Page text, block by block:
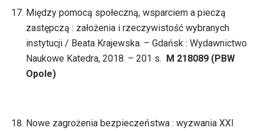
Między pomocą społeczną, wsparciem a pieczą
zastępczą : założenia i rzeczywistość wybranych
instytucji / Beata Krajewska. – Gdańsk : Wydawnictwo
Naukowe Katedra, 2018. – 201 s. M 218089 (PBW
Opole)
Nowe zagrożenia bezpieczeństwa : wyzwania XXI